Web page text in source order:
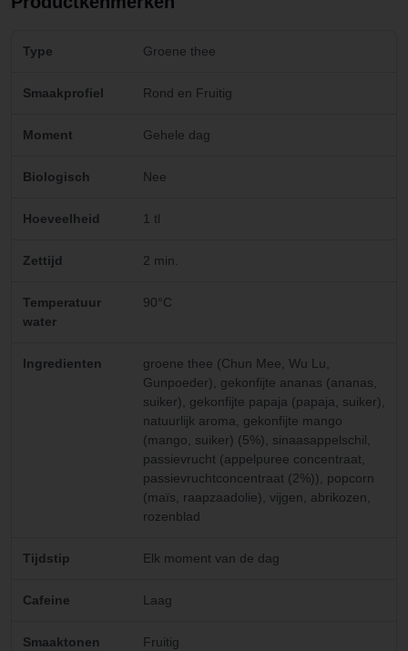
Type Groene thee
Smaakprofiel Rond en Fruitig
Moment Gehele dag
Biologisch Nee
Hoeveelheid 1 tl
Zettijd 2 min.
Temperatuur
water
90°C
Ingredienten
groene thee (Chun Mee, Wu Lu,
Gunpoeder), gekonfijte ananas (ananas,
suiker), gekonfijte papaja (papaja, suiker),
natuurlijk aroma, gekonfijte mango
(mango, suiker) (5%), sinaasappelschil,
passievrucht (appelpuree concentraat,
passievruchtconcentraat (2%)), popcorn
(maïs, raapzaadolie), vijgen, abrikozen,
rozenblad
Tijdstip Elk moment van de dag
Cafeine Laag
Smaaktonen Fruitig